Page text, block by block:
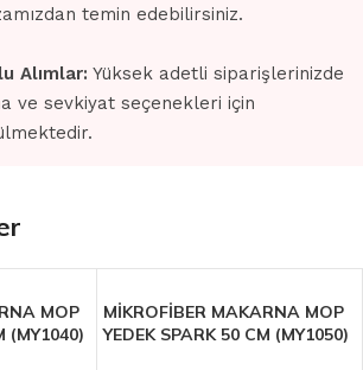
temin edebilirsiniz.
Alımlar: Yüksek adetli siparişlerinizde
ve sevkiyat seçenekleri için
MOP
(MY1040)
MİKROFİBER MAKARNA MOP
YEDEK SPARK 50 CM (MY1050)